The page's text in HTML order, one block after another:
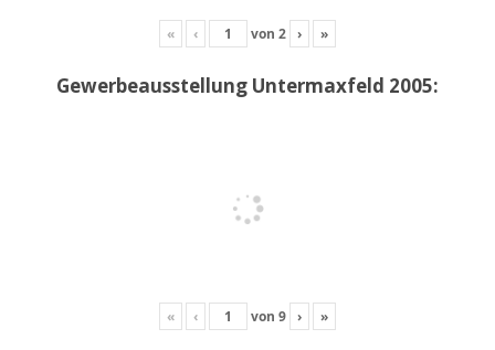
« ‹ von 2 › »
Gewerbeausstellung Untermaxfeld 2005:
« ‹ von 9 › »